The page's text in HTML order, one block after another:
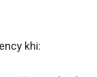
khi: